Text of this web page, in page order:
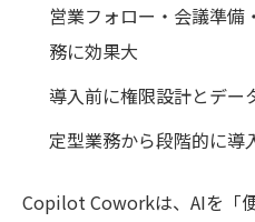
営業フォロー・会議準備
務に効果大
導入前に権限設計とデー
定型業務から段階的に導
Copilot Coworkは、AIを「